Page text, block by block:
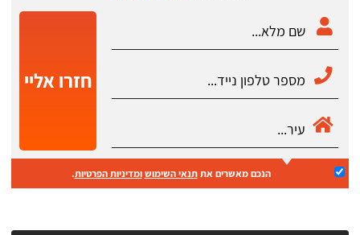
חזרו אליי
הנכם מאשרים אתתנאי השימוש ומדיניות הפרטיות.